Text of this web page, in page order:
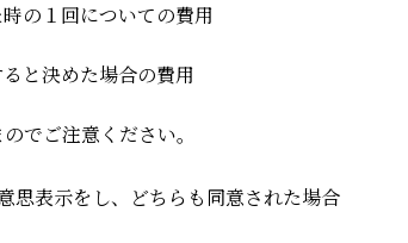
の１回についての費用
と決めた場合の費用
でご注意ください。
思表示をし、どちらも同意された場合